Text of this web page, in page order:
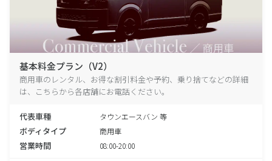
基本料金プラン（V2）
商用車のレンタル、お得な割引料金や予約、乗り捨てなどの詳細
は、こちらから各店舗にお電話ください。
代表車種 タウンエースバン 等
ボディタイプ 商用車
営業時間 08:00-20:00